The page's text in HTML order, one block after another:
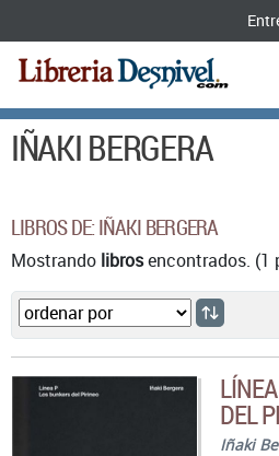
IÑAKI BERGERA
LIBROS DE: IÑAKI BERGERA
Mostrando librosencontrados. (1
DEL
Iñaki